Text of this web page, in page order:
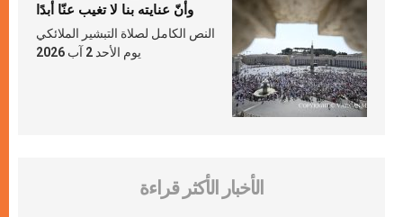
وأنّ عنايته بنا لا تغيب عنّا أبدًا
النص الكامل لصلاة التبشير الملائكي
يوم الأحد 2 آب 2026
الأخبار الأكثر قراءة